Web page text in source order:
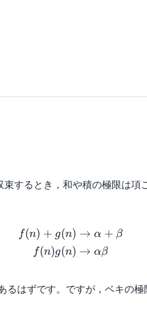
束するとき，和や積の極限は項
f(n) + g(n)
f(n)g(n)
→ α + β
→ αβ
るはずです。ですが，ベキの